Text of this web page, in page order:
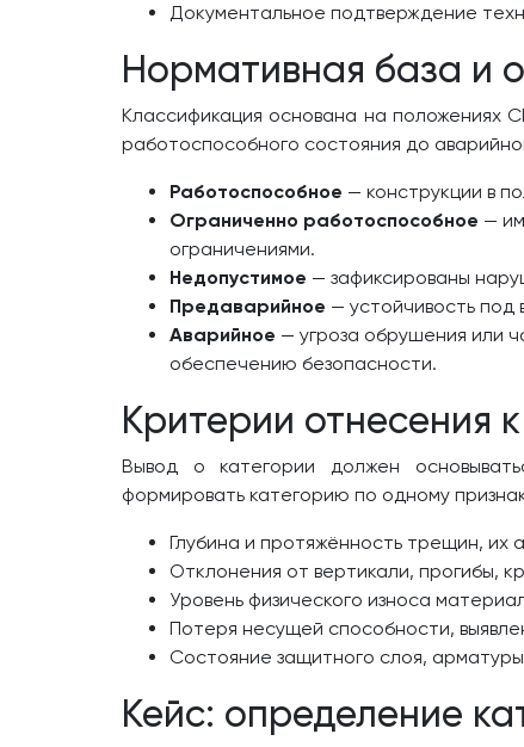
Документальное подтверждение
Нормативная база и
Классификация основана на положениях
работоспособного состояния до
Работоспособное — конструкции в
Ограниченно работоспособное —
ограничениями.
Недопустимое — зафиксированы
Предаварийное — устойчивость под
Аварийное — угроза обрушения или
обеспечению безопасности.
Критерии отнесения
Вывод о категории должен
формировать категорию по одному
Глубина и протяжённость трещин, их
Отклонения от вертикали, прогибы,
Уровень физического износа
Потеря несущей способности,
Состояние защитного слоя,
Кейс: определение